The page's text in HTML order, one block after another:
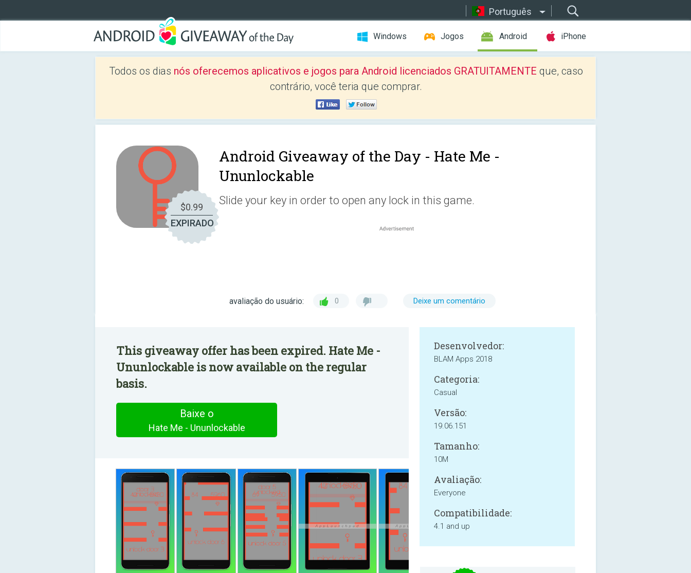
Português
Windows Jogos Android iPhone
Todos os dias nós oferecemos aplicativos e jogos para Android licenciados GRATUITAMENTE que, caso
contrário, você teria que comprar.
$0.99
EXPIRADO
Android Giveaway of the Day - Hate Me -
Ununlockable
Slide your key in order to open any lock in this game.
avaliação do usuário: 0 Deixe um comentário
This giveaway offer has been expired. Hate Me -
Ununlockable is now available on the regular
basis.
Baixe o
Hate Me - Ununlockable
Desenvolvedor:
BLAM Apps 2018
Categoria:
Casual
Versão:
19.06.151
Tamanho:
10M
Avaliação:
Everyone
Compatibilidade:
4.1 and up